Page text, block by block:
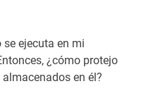
se ejecuta en mi
¿cómo protejo
en él?